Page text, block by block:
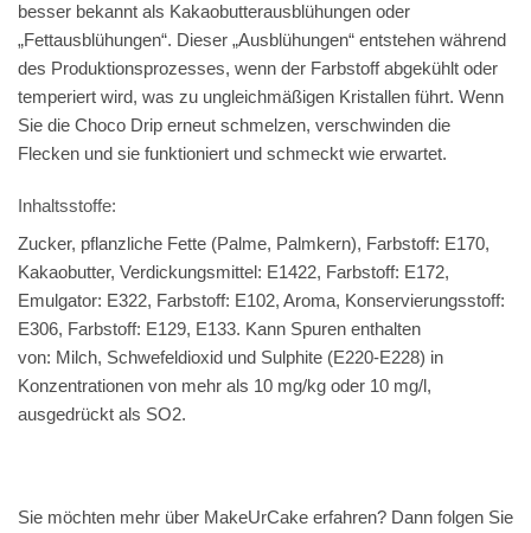
besser bekannt als Kakaobutterausblühungen oder
„Fettausblühungen“. Dieser „Ausblühungen“ entstehen während
des Produktionsprozesses, wenn der Farbstoff abgekühlt oder
temperiert wird, was zu ungleichmäßigen Kristallen führt. Wenn
Sie die Choco Drip erneut schmelzen, verschwinden die
Flecken und sie funktioniert und schmeckt wie erwartet.
Inhaltsstoffe:
Zucker, pflanzliche Fette (Palme, Palmkern), Farbstoff: E170,
Kakaobutter, Verdickungsmittel: E1422, Farbstoff: E172,
Emulgator: E322, Farbstoff: E102, Aroma, Konservierungsstoff:
E306, Farbstoff: E129, E133. Kann Spuren enthalten
von: Milch, Schwefeldioxid und Sulphite (E220-E228) in
Konzentrationen von mehr als 10 mg/kg oder 10 mg/l,
ausgedrückt als SO2.
Sie möchten mehr über MakeUrCake erfahren? Dann folgen Sie